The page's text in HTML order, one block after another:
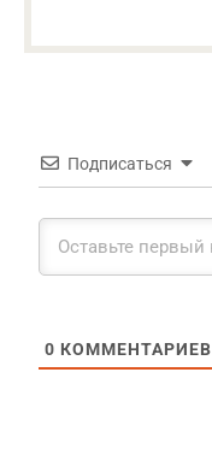
Подписаться
0 КОММЕНТАРИЕВ